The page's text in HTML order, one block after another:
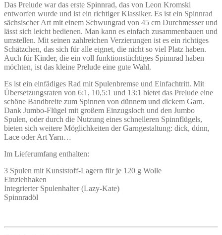
Das Prelude war das erste Spinnrad, das von Leon Kromski
entworfen wurde und ist ein richtiger Klassiker. Es ist ein Spinnrad
sächsischer Art mit einem Schwungrad von 45 cm Durchmesser und
lässt sich leicht bedienen. Man kann es einfach zusammenbauen und
umstellen. Mit seinen zahlreichen Verzierungen ist es ein richtiges
Schätzchen, das sich für alle eignet, die nicht so viel Platz haben.
Auch für Kinder, die ein voll funktionstüchtiges Spinnrad haben
möchten, ist das kleine Prelude eine gute Wahl.
Es ist ein einfädiges Rad mit Spulenbremse und Einfachtritt. Mit
Übersetzungsraten von 6:1, 10,5:1 und 13:1 bietet das Prelude eine
schöne Bandbreite zum Spinnen von dünnem und dickem Garn.
Dank Jumbo-Flügel mit großem Einzugsloch und den Jumbo
Spulen, oder durch die Nutzung eines schnelleren Spinnflügels,
bieten sich weitere Möglichkeiten der Garngestaltung: dick, dünn,
Lace oder Art Yarn…
Im Lieferumfang enthalten:
3 Spulen mit Kunststoff-Lagern für je 120 g Wolle
Einziehhaken
Integrierter Spulenhalter (Lazy-Kate)
Spinnradöl